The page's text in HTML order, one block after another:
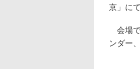
京」に
会場で
ンダー